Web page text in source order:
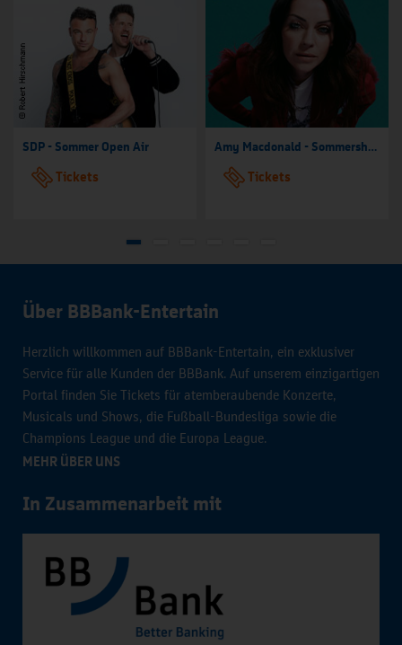
SDP - Sommer Open Air
Tickets
Amy Macdonald - Sommershows 2026
Tickets
Über BBBank-Entertain
Herzlich willkommen auf BBBank-Entertain, ein exklusiver
Service für alle Kunden der BBBank. Auf unserem einzigartigen
Portal finden Sie Tickets für atemberaubende Konzerte,
Musicals und Shows, die Fußball-Bundesliga sowie die
Champions League und die Europa League.
MEHR ÜBER UNS
In Zusammenarbeit mit